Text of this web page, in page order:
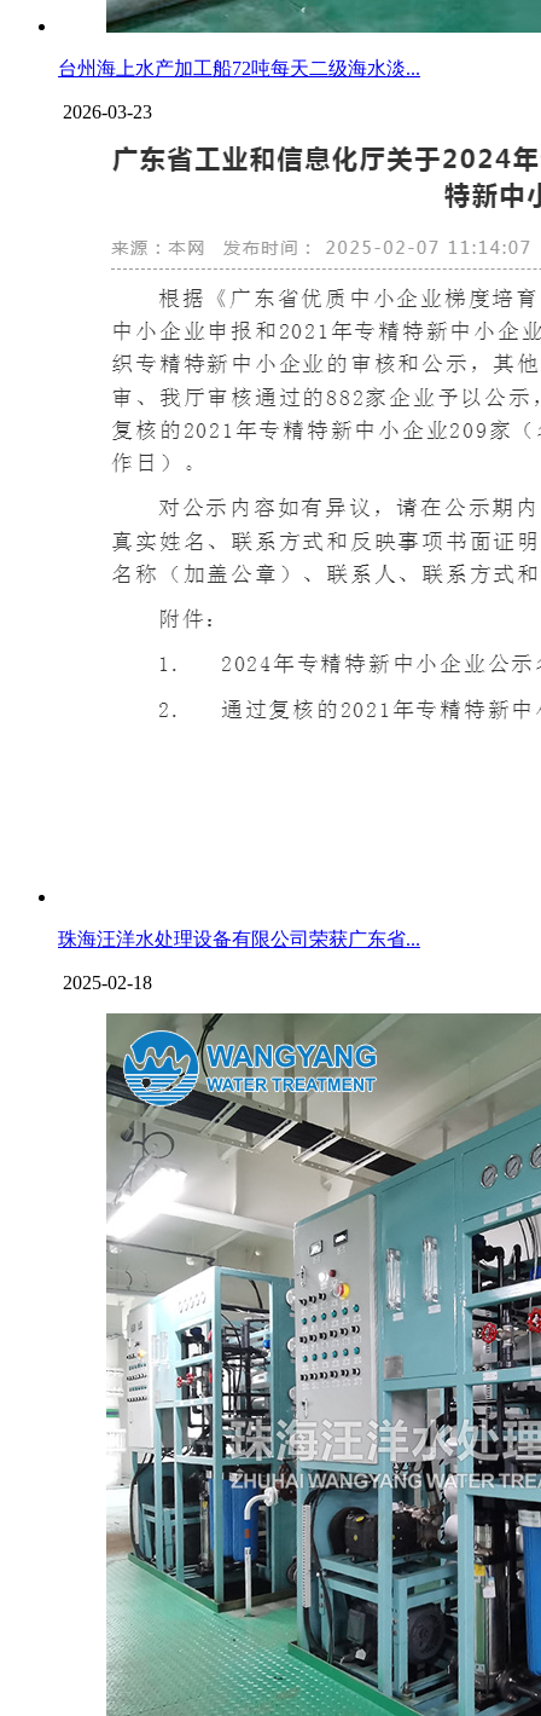
台州海上水产加工船72吨每天二级海水淡...
2026-03-23
珠海汪洋水处理设备有限公司荣获广东省...
2025-02-18